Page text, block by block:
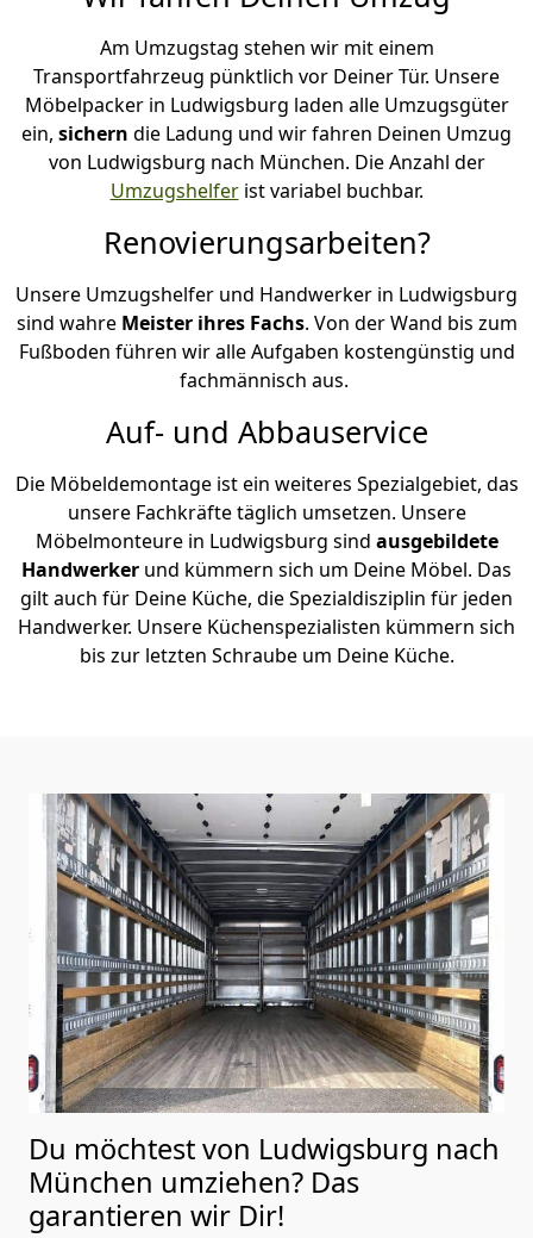
Am Umzugstag stehen wir mit einem
Transportfahrzeug pünktlich vor Deiner Tür. Unsere
Möbelpacker in Ludwigsburg laden alle Umzugsgüter
ein, sichern die Ladung und wir fahren Deinen Umzug
von Ludwigsburg nach München. Die Anzahl der
Umzugshelferist variabel buchbar.
Renovierungsarbeiten?
Unsere Umzugshelfer und Handwerker in Ludwigsburg
sind wahre Meister ihres Fachs. Von der Wand bis zum
Fußboden führen wir alle Aufgaben kostengünstig und
fachmännisch aus.
Auf- und Abbauservice
Die Möbeldemontage ist ein weiteres Spezialgebiet, das
unsere Fachkräfte täglich umsetzen. Unsere
Möbelmonteure in Ludwigsburg sind ausgebildete
Handwerker und kümmern sich um Deine Möbel. Das
gilt auch für Deine Küche, die Spezialdisziplin für jeden
Handwerker. Unsere Küchenspezialisten kümmern sich
bis zur letzten Schraube um Deine Küche.
Du möchtest von Ludwigsburg nach
München umziehen? Das
garantieren wir Dir!